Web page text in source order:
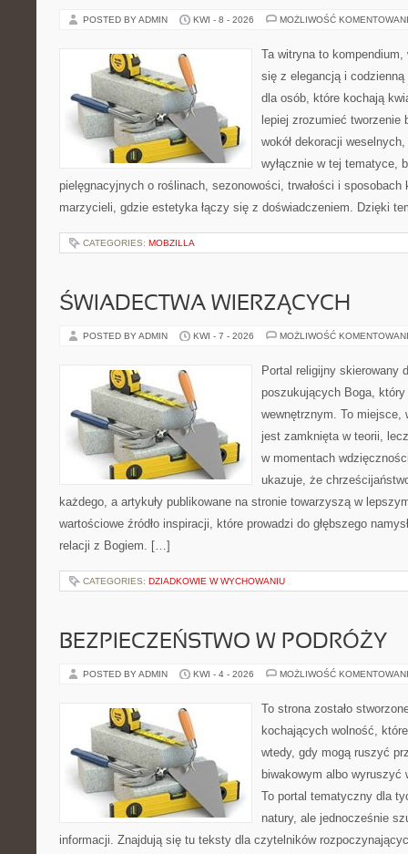
POSTED BY ADMIN KWI - 8 - 2026 MOŻLIWOŚĆ
Ta witryna to
się z elegancją i
dla osób, które kochają
lepiej zrozumieć tworzenie
wokół dekoracji
wyłącznie w tej tematyce,
pielęgnacyjnych o roślinach, sezonowości, trwałości i sposobach
marzycieli, gdzie estetyka łączy się z doświadczeniem. Dzięki
CATEGORIES: MOBZILLA
ŚWIADECTWA WIERZĄCYCH
POSTED BY ADMIN KWI - 7 - 2026 MOŻLIWOŚĆ
Portal religijny skierowany
poszukujących Boga,
wewnętrznym. To miejsce,
jest zamknięta w teorii,
w momentach
ukazuje, że
każdego, a artykuły publikowane na stronie towarzyszą w
wartościowe źródło inspiracji, które prowadzi do głębszego
relacji z Bogiem. […]
CATEGORIES: DZIADKOWIE W WYCHOWANIU
BEZPIECZEŃSTWO W PODRÓŻY
POSTED BY ADMIN KWI - 4 - 2026 MOŻLIWOŚĆ
To strona zostało
kochających wolność,
wtedy, gdy mogą ruszyć
biwakowym albo wyruszyć
To portal tematyczny dla
natury, ale jednocześnie
informacji. Znajdują się tu teksty dla czytelników